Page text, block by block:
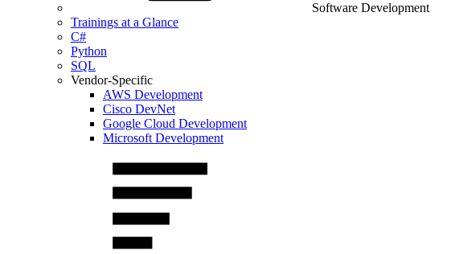
Software Development
Trainings at a Glance
C#
Python
SQL
Vendor-Specific
AWS Development
Cisco DevNet
Google Cloud Development
Microsoft Development